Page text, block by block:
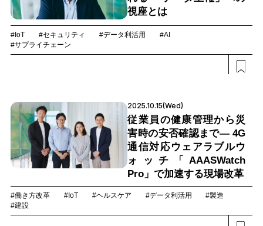
視座とは
#IoT #セキュリティ #データ利活用
#AI
#サプライチェーン
2025.10.15(Wed)
従業員の健康管理から災
害時の安否確認まで― 4G
通信対応ウェアラブルウ
ォッチ「AAASWatch
Pro」で加速する現場改革
#働き方改革 #IoT #ヘルスケア #データ利活用
#製造
#建設